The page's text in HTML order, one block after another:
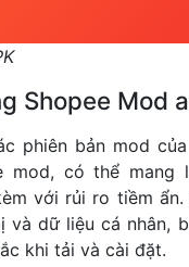
Shopee Mod
phiên bản mod
mod, có thể mang
với rủi ro tiềm
và dữ liệu cá nhân,
khi tải và cài đặt.